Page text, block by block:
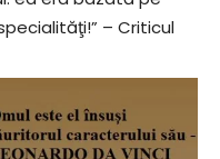
– Criticul